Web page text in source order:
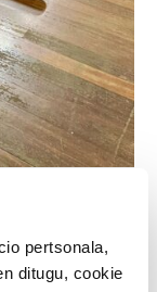
pertsonala,
ditugu, cookie